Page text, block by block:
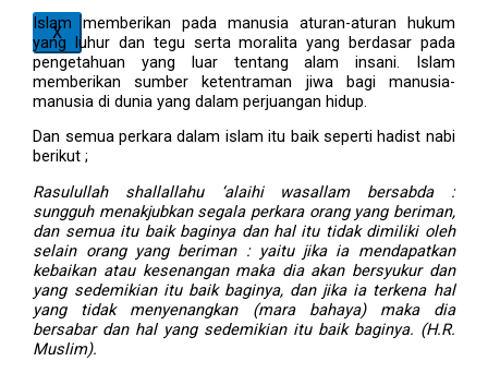
X
Islam memberikan pada manusia aturan-aturan hukum
yang luhur dan tegu serta moralita yang berdasar pada
pengetahuan yang luar tentang alam insani. Islam
memberikan sumber ketentraman jiwa bagi manusia-
manusia di dunia yang dalam perjuangan hidup.
Dan semua perkara dalam islam itu baik seperti hadist nabi
berikut ;
Rasulullah shallallahu ‘alaihi wasallam bersabda :
sungguh menakjubkan segala perkara orang yang beriman,
dan semua itu baik baginya dan hal itu tidak dimiliki oleh
selain orang yang beriman : yaitu jika ia mendapatkan
kebaikan atau kesenangan maka dia akan bersyukur dan
yang sedemikian itu baik baginya, dan jika ia terkena hal
yang tidak menyenangkan (mara bahaya) maka dia
bersabar dan hal yang sedemikian itu baik baginya. (H.R.
Muslim).